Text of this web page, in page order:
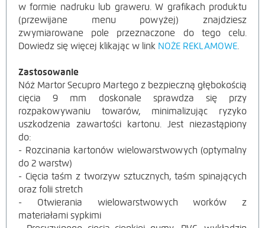
w formie nadruku lub graweru. W grafikach produktu
(przewijane menu powyżej) znajdziesz
zwymiarowane pole przeznaczone do tego celu.
Dowiedz się więcej klikając w link NOŻE REKLAMOWE.
Zastosowanie
Nóż Martor Secupro Martego z bezpieczną głębokością
cięcia
9 mm
doskonale sprawdza się przy
rozpakowywaniu towarów, minimalizując ryzyko
uszkodzenia zawartości kartonu. Jest niezastąpiony
do:
- Rozcinania kartonów wielowarstwowych (optymalny
do 2 warstw)
- Cięcia taśm z tworzyw sztucznych, taśm spinających
oraz folii stretch
- Otwierania wielowarstwowych worków z
materiałami sypkimi